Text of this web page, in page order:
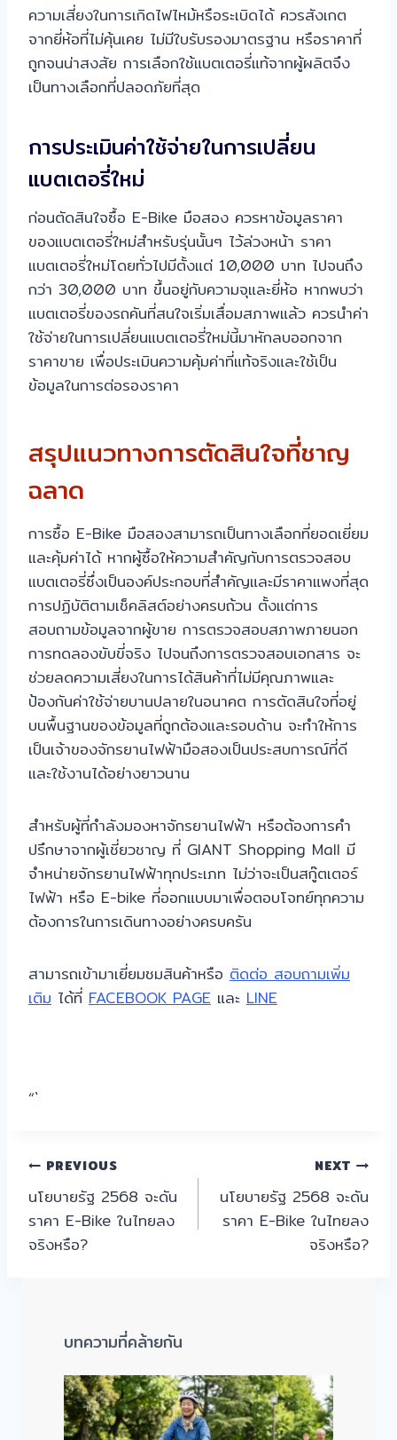
ความเสี่ยงในการเกิดไฟไหม้หรือระเบิดได้ ควรสังเกต
จากยี่ห้อที่ไม่คุ้นเคย ไม่มีใบรับรองมาตรฐาน หรือราคาที่
ถูกจนน่าสงสัย การเลือกใช้แบตเตอรี่แท้จากผู้ผลิตจึง
เป็นทางเลือกที่ปลอดภัยที่สุด
การประเมินค่าใช้จ่ายในการเปลี่ยน
แบตเตอรี่ใหม่
ก่อนตัดสินใจซื้อ E-Bike มือสอง ควรหาข้อมูลราคา
ของแบตเตอรี่ใหม่สำหรับรุ่นนั้นๆ ไว้ล่วงหน้า ราคา
แบตเตอรี่ใหม่โดยทั่วไปมีตั้งแต่ 10,000 บาท ไปจนถึง
กว่า 30,000 บาท ขึ้นอยู่กับความจุและยี่ห้อ หากพบว่า
แบตเตอรี่ของรถคันที่สนใจเริ่มเสื่อมสภาพแล้ว ควรนำค่า
ใช้จ่ายในการเปลี่ยนแบตเตอรี่ใหม่นี้มาหักลบออกจาก
ราคาขาย เพื่อประเมินความคุ้มค่าที่แท้จริงและใช้เป็น
ข้อมูลในการต่อรองราคา
สรุปแนวทางการตัดสินใจที่ชาญ
ฉลาด
การซื้อ E-Bike มือสองสามารถเป็นทางเลือกที่ยอดเยี่ยม
และคุ้มค่าได้ หากผู้ซื้อให้ความสำคัญกับการตรวจสอบ
แบตเตอรี่ซึ่งเป็นองค์ประกอบที่สำคัญและมีราคาแพงที่สุด
การปฏิบัติตามเช็คลิสต์อย่างครบถ้วน ตั้งแต่การ
สอบถามข้อมูลจากผู้ขาย การตรวจสอบสภาพภายนอก
การทดลองขับขี่จริง ไปจนถึงการตรวจสอบเอกสาร จะ
ช่วยลดความเสี่ยงในการได้สินค้าที่ไม่มีคุณภาพและ
ป้องกันค่าใช้จ่ายบานปลายในอนาคต การตัดสินใจที่อยู่
บนพื้นฐานของข้อมูลที่ถูกต้องและรอบด้าน จะทำให้การ
เป็นเจ้าของจักรยานไฟฟ้ามือสองเป็นประสบการณ์ที่ดี
และใช้งานได้อย่างยาวนาน
สำหรับผู้ที่กำลังมองหาจักรยานไฟฟ้า หรือต้องการคำ
ปรึกษาจากผู้เชี่ยวชาญ ที่ GIANT Shopping Mall มี
จำหน่ายจักรยานไฟฟ้าทุกประเภท ไม่ว่าจะเป็นสกู๊ตเตอร์
ไฟฟ้า หรือ E-bike ที่ออกแบบมาเพื่อตอบโจทย์ทุกความ
ต้องการในการเดินทางอย่างครบครัน
สามารถเข้ามาเยี่ยมชมสินค้าหรือ ติดต่อ สอบถามเพิ่ม
เติม ได้ที่ FACEBOOK PAGE และ LINE
“`
แนะแนว
เรื่อง
PREVIOUS
นโยบายรัฐ 2568 จะดัน
ราคา E-Bike ในไทยลง
จริงหรือ?
NEXT
นโยบายรัฐ 2568 จะดัน
ราคา E-Bike ในไทยลง
จริงหรือ?
บทความที่คล้ายกัน